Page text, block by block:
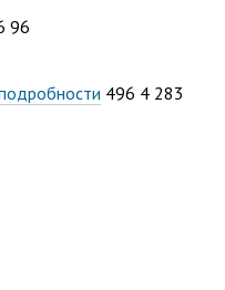
96
496 4 283